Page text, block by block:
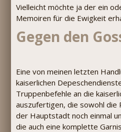
Vielleicht möchte ja der ein
Memoiren für die Ewigkeit
Gegen den
Eine von meinen letzten
kaiserlichen
Truppenbefehle an die
auszufertigen, die sowohl die
der Hauptstadt noch einmal
die auch eine komplette